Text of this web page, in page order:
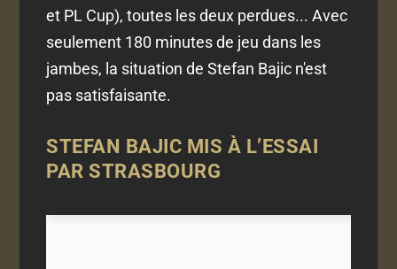
et PL Cup), toutes les deux perdues... Avec
seulement 180 minutes de jeu dans les
jambes, la situation de Stefan Bajic n'est
pas satisfaisante.
STEFAN BAJIC MIS À L’ESSAI
PAR STRASBOURG